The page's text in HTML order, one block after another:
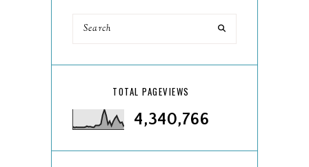
TOTAL PAGEVIEWS
4,340,766